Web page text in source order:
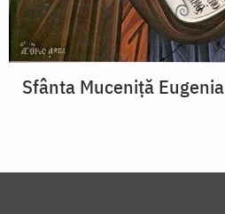
Sfânta Muceniță Eugenia